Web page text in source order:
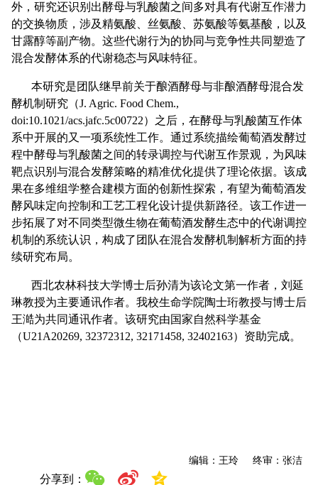
外，研究还识别出酵母与乳酸菌之间多对具有代谢互作潜力
的交换物质，涉及精氨酸、丝氨酸、苏氨酸等氨基酸，以及
甘露醇等副产物。这些代谢行为的协同与竞争性共同塑造了
混合发酵体系的代谢稳态与风味特征。
本研究是团队继早前关于酿酒酵母与非酿酒酵母混合发
酵机制研究（J. Agric. Food Chem.,
doi:10.1021/acs.jafc.5c00722）之后，在酵母与乳酸菌互作体
系中开展的又一项系统性工作。通过系统描绘葡萄酒发酵过
程中酵母与乳酸菌之间的转录调控与代谢互作景观，为风味
靶点识别与混合发酵策略的精准优化提供了理论依据。该成
果在多维组学整合建模方面的创新性探索，有望为葡萄酒发
酵风味定向控制和工艺工程化设计提供新路径。该工作进一
步拓展了对不同类型微生物在葡萄酒发酵生态中的代谢调控
机制的系统认识，构成了团队在混合发酵机制解析方面的持
续研究布局。
西北农林科技大学博士后孙清为该论文第一作者，刘延
琳教授为主要通讯作者。我校生命学院陶士珩教授与博士后
王澔为共同通讯作者。该研究由国家自然科学基金
（U21A20269, 32372312, 32171458, 32402163）资助完成。
编辑：王玲 终审：张洁
分享到：